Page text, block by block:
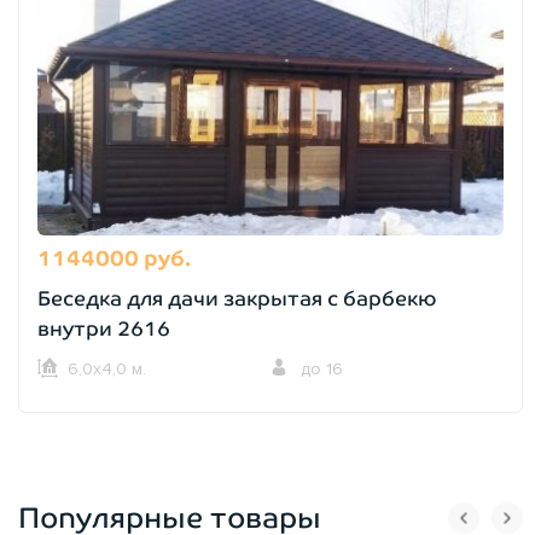
1144000 руб.
Беседка для дачи закрытая с барбекю
внутри 2616
6,0х4,0 м. до 16
Популярные товары